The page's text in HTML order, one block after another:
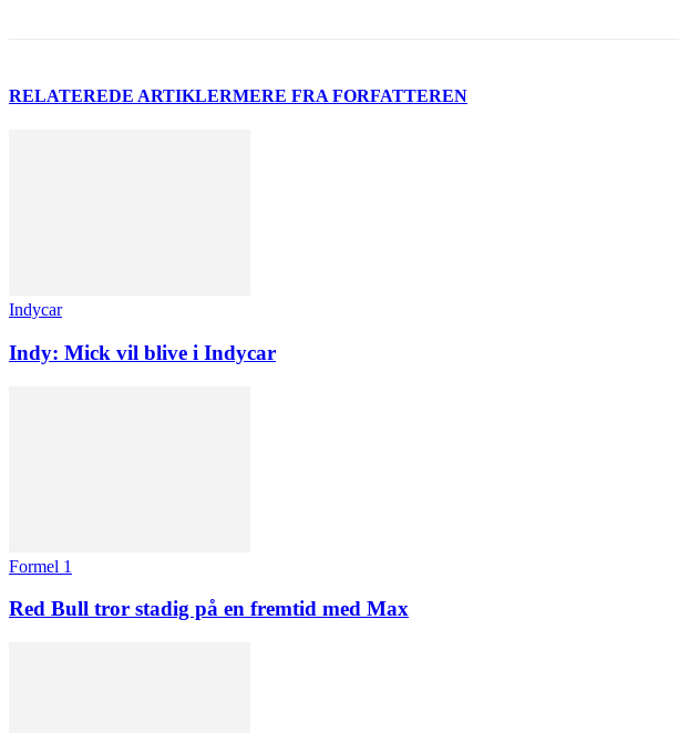
RELATEREDE ARTIKLERMERE FRA FORFATTEREN
Indycar
Indy: Mick vil blive i Indycar
Formel 1
Red Bull tror stadig på en fremtid med Max